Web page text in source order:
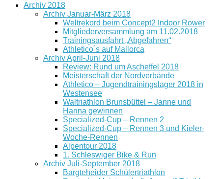
Archiv 2018
Archiv Januar-März 2018
Weltrekord beim Concept2 Indoor Rower
Mitgliederversammlung am 11.02.2018
Trainingsausfahrt „Abgefahren“
Athletico´s auf Mallorca
Archiv April-Juni 2018
Review: Rund um Ascheffel 2018
Meisterschaft der Nordverbände
Athletico – Jugendtrainingslager 2018 in
Westensee
Waltriathlon Brunsbüttel – Janne und
Hanna gewinnen
Specialized-Cup – Rennen 2
Specialized-Cup – Rennen 3 und Kieler-
Woche-Rennen
Alpentour 2018
1. Schleswiger Bike & Run
Archiv Juli-September 2018
Bargteheider Schülertriathlon